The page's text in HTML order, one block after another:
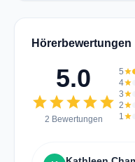
Hörerbewertungen
5.0
starstarstarstarstar
2 Bewertungen
5star
4star
3star
2star
1star